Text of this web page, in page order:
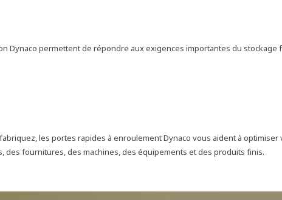
Dynaco permettent de répondre aux exigences importantes du
les portes rapides à enroulement Dynaco vous aident à
des fournitures, des machines, des équipements et des produits finis.